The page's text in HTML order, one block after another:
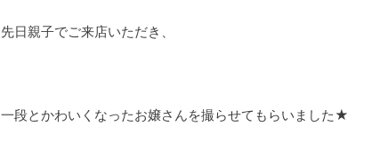
先日親子でご来店いただき、
一段とかわいくなったお嬢さんを撮らせてもらいました★